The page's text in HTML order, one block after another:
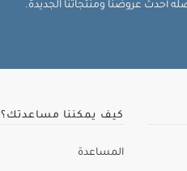
أحدث عروضنا ومنتجاتنا الجديدة.
كيف يمكننا مساعدتك؟
المساعدة